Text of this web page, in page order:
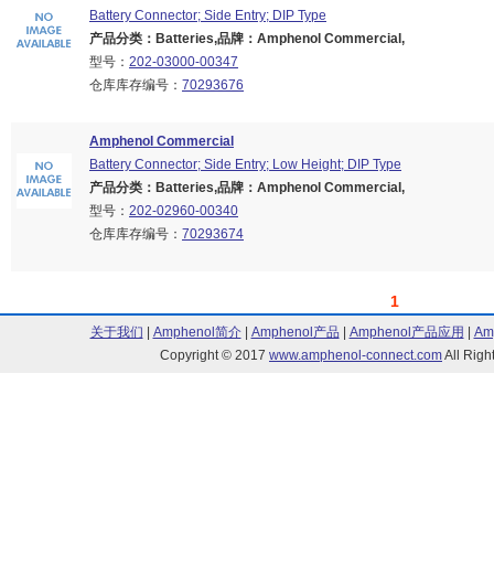
Battery Connector; Side Entry; DIP Type
产品分类：Batteries,品牌：Amphenol Commercial,
型号： 202-03000-00347
仓库库存编号： 70293676
Amphenol Commercial
Battery Connector; Side Entry; Low Height; DIP Type
产品分类：Batteries,品牌：Amphenol Commercial,
型号： 202-02960-00340
仓库库存编号： 70293674
1
关于我们 Amphenol简介| Amphenol产品 Amphenol产品应用
Copyright © 2017 www.amphenol-connect.comAll